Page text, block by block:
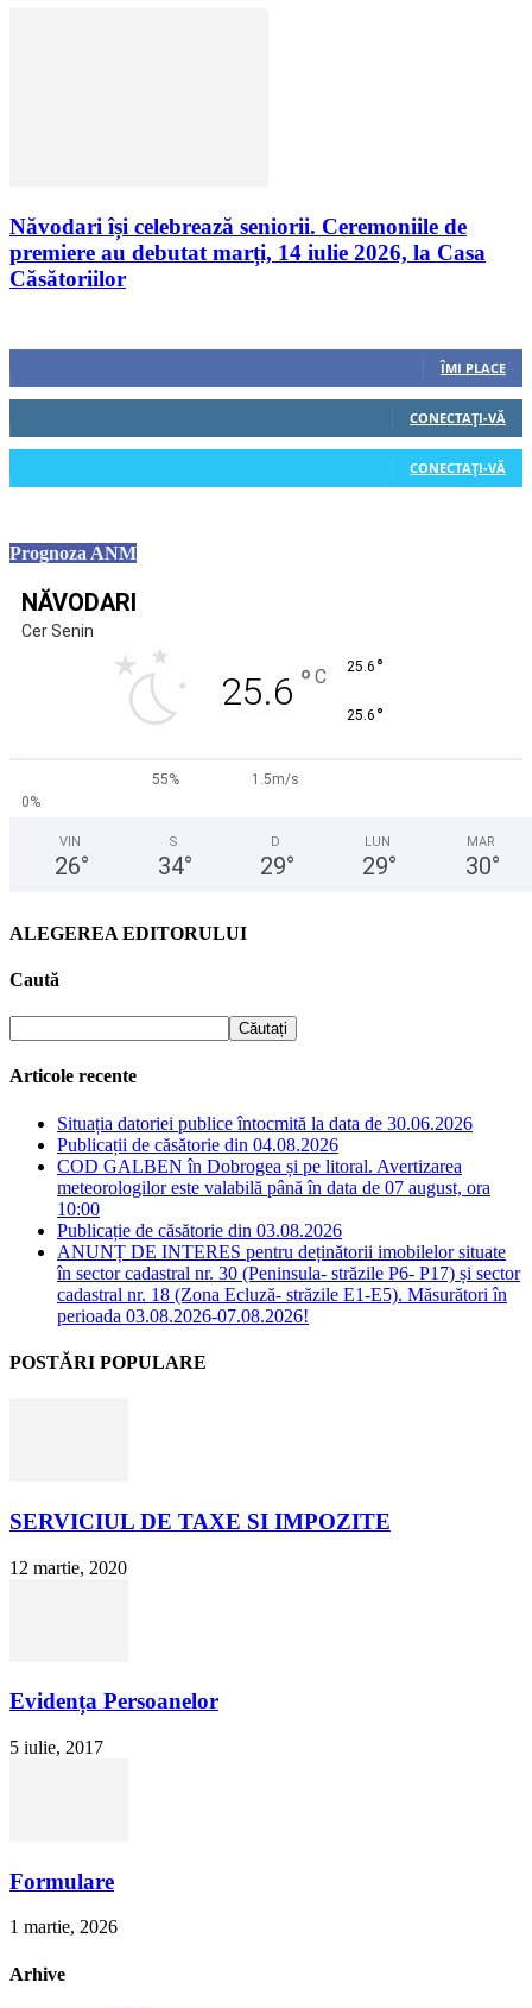
Năvodari își celebrează seniorii. Ceremoniile de
premiere au debutat marți, 14 iulie 2026, la Casa
Căsătoriilor
ÎMI PLACE
CONECTAȚI-VĂ
CONECTAȚI-VĂ
Prognoza ANM
NĂVODARI
Cer Senin
25.6 ° C 25.6 °
25.6 °
55%
1.5m/s
0%
VIN
26°
S
34°
D
29°
LUN
29°
MAR
30°
ALEGEREA EDITORULUI
Caută
Articole recente
Situația datoriei publice întocmită la data de 30.06.2026
Publicații de căsătorie din 04.08.2026
COD GALBEN în Dobrogea și pe litoral. Avertizarea
meteorologilor este valabilă până în data de 07 august, ora
10:00
Publicație de căsătorie din 03.08.2026
ANUNȚ DE INTERES pentru deținătorii imobilelor situate
în sector cadastral nr. 30 (Peninsula- străzile P6- P17) și sector
cadastral nr. 18 (Zona Ecluză- străzile E1-E5). Măsurători în
perioada 03.08.2026-07.08.2026!
POSTĂRI POPULARE
SERVICIUL DE TAXE SI IMPOZITE
12 martie, 2020
Evidența Persoanelor
5 iulie, 2017
Formulare
1 martie, 2026
Arhive